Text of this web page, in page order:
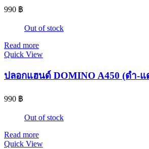
990 ฿
Out of stock
Read more
Quick View
ปลอกแฮนด์ DOMINO A450 (ดำ-แ
990 ฿
Out of stock
Read more
Quick View